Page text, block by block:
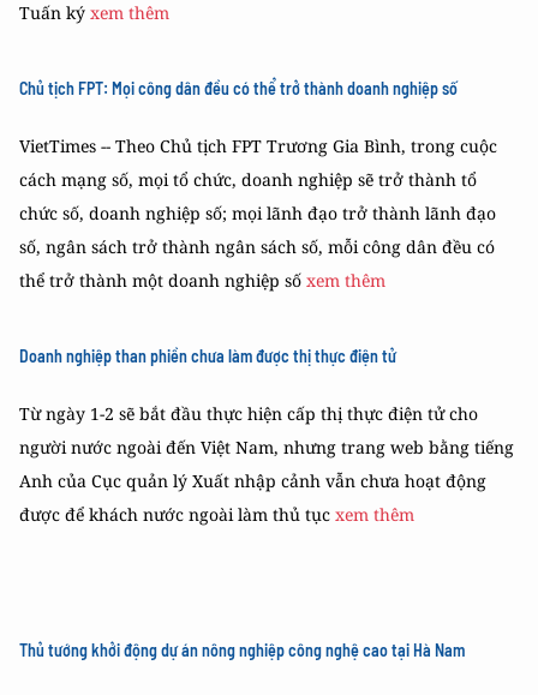
Tuấn ký xem thêm
Chủ tịch FPT: Mọi công dân đều có thể trở thành doanh nghiệp số
VietTimes -- Theo Chủ tịch FPT Trương Gia Bình, trong cuộc
cách mạng số, mọi tổ chức, doanh nghiệp sẽ trở thành tổ
chức số, doanh nghiệp số; mọi lãnh đạo trở thành lãnh đạo
số, ngân sách trở thành ngân sách số, mỗi công dân đều có
thể trở thành một doanh nghiệp số xem thêm
Doanh nghiệp than phiền chưa làm được thị thực điện tử
Từ ngày 1-2 sẽ bắt đầu thực hiện cấp thị thực điện tử cho
người nước ngoài đến Việt Nam, nhưng trang web bằng tiếng
Anh của Cục quản lý Xuất nhập cảnh vẫn chưa hoạt động
được để khách nước ngoài làm thủ tục xem thêm
Thủ tướng khởi động dự án nông nghiệp công nghệ cao tại Hà Nam